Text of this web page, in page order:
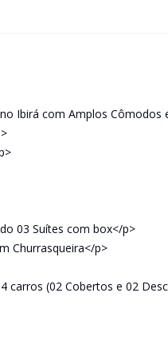
Ibirá com Amplos Cômodos
03 Suítes com box</p>
Churrasqueira</p>
carros (02 Cobertos e 02